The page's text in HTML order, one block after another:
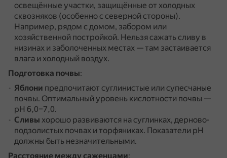
освещённые участки, защищённые от холодных
сквозняков (особенно с северной стороны).
Например, рядом с домом, забором или
хозяйственной постройкой. Нельзя сажать сливу в
низинах и заболоченных местах — там застаивается
влага и холодный воздух.
Подготовка почвы:
Яблони предпочитают суглинистые или супесчаные
почвы. Оптимальный уровень кислотности почвы —
pH 6,0–7,0.
Сливы хорошо развиваются на суглинках, дерново-
подзолистых почвах и торфяниках. Показатели pH
должны быть незначительными.
Расстояние между саженцами: